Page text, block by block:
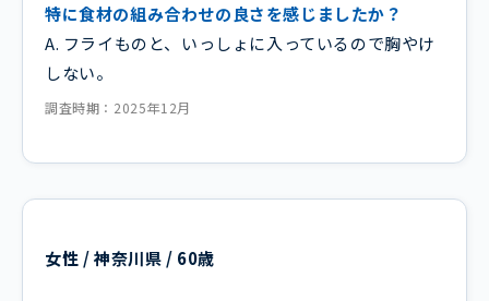
特に食材の組み合わせの良さを感じましたか？
A. フライものと、いっしょに入っているので胸やけ
しない。
調査時期：2025年12月
女性 / 神奈川県 / 60歳